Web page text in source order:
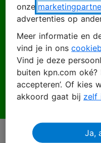
E-mailadres
Wachtwoord
onze
advertenties op
Meer informatie en
vind je in ons
Vind je deze
buiten kpn.com oké?
accepteren’. Of kies
akkoord gaat bij zelf
Ja,